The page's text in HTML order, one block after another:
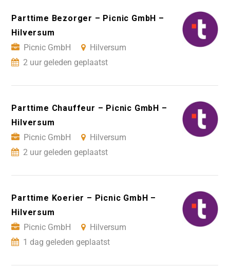
Parttime Bezorger – Picnic GmbH –
Hilversum
Picnic GmbH
Hilversum
2 uur geleden geplaatst
Parttime Chauffeur – Picnic GmbH –
Hilversum
Picnic GmbH
Hilversum
2 uur geleden geplaatst
Parttime Koerier – Picnic GmbH –
Hilversum
Picnic GmbH
Hilversum
1 dag geleden geplaatst